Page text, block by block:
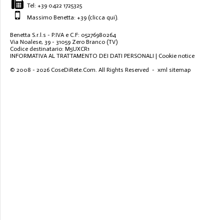
Tel: +39 0422 1725325
Massimo Benetta: +39 (clicca qui).
Benetta S.r.l.s - P.IVA e C.F: 05276980264
Via Noalese, 39 - 31059 Zero Branco (TV)
Codice destinatario: M5UXCR1
INFORMATIVA AL TRATTAMENTO DEI DATI PERSONALI | Cookie notice
© 2008 - 2026 CoseDiRete.Com. All Rights Reserved - xml sitemap